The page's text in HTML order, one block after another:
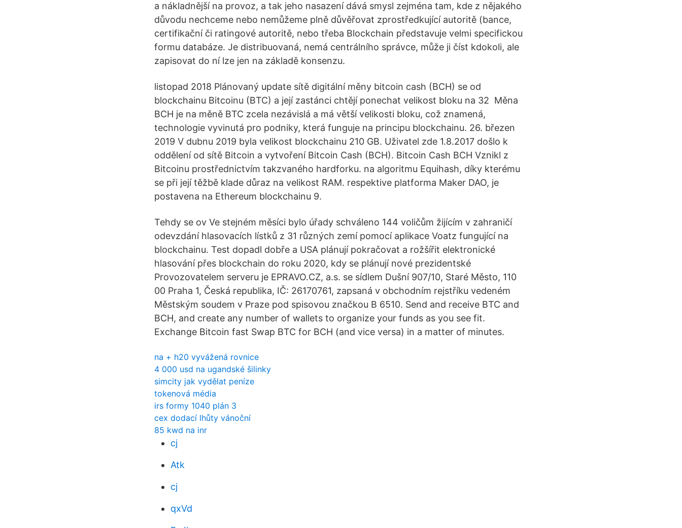
a nákladnější na provoz, a tak jeho nasazení dává smysl zejména tam, kde z nějakého
důvodu nechceme nebo nemůžeme plně důvěřovat zprostředkující autoritě (bance,
certifikační či ratingové autoritě, nebo třeba Blockchain představuje velmi specifickou
formu databáze. Je distribuovaná, nemá centrálního správce, může ji číst kdokoli, ale
zapisovat do ní lze jen na základě konsenzu.
listopad 2018 Plánovaný update sítě digitální měny bitcoin cash (BCH) se od
blockchainu Bitcoinu (BTC) a její zastánci chtějí ponechat velikost bloku na 32 Měna
BCH je na měně BTC zcela nezávislá a má větší velikosti bloku, což znamená,
technologie vyvinutá pro podniky, která funguje na principu blockchainu. 26. březen
2019 V dubnu 2019 byla velikost blockchainu 210 GB. Uživatel zde 1.8.2017 došlo k
oddělení od sítě Bitcoin a vytvoření Bitcoin Cash (BCH). Bitcoin Cash BCH Vznikl z
Bitcoinu prostřednictvím takzvaného hardforku. na algoritmu Equihash, díky kterému
se při její těžbě klade důraz na velikost RAM. respektive platforma Maker DAO, je
postavena na Ethereum blockchainu 9.
Tehdy se ov Ve stejném měsíci bylo úřady schváleno 144 voličům žijícím v zahraničí
odevzdání hlasovacích lístků z 31 různých zemí pomocí aplikace Voatz fungující na
blockchainu. Test dopadl dobře a USA plánují pokračovat a rožšířit elektronické
hlasování přes blockchain do roku 2020, kdy se plánují nové prezidentské
Provozovatelem serveru je EPRAVO.CZ, a.s. se sídlem Dušní 907/10, Staré Město, 110
00 Praha 1, Česká republika, IČ: 26170761, zapsaná v obchodním rejstříku vedeném
Městským soudem v Praze pod spisovou značkou B 6510. Send and receive BTC and
BCH, and create any number of wallets to organize your funds as you see fit.
Exchange Bitcoin fast Swap BTC for BCH (and vice versa) in a matter of minutes.
na + h20 vyvážená rovnice
4 000 usd na ugandské šilinky
simcity jak vydělat peníze
tokenová média
irs formy 1040 plán 3
cex dodací lhůty vánoční
85 kwd na inr
cj
Atk
cj
qxVd